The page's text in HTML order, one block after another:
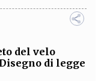
del velo
di legge